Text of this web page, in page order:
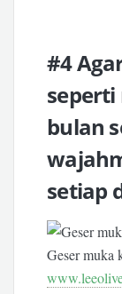
#4
bulan
setiap
Geser muka